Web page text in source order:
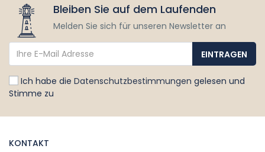
Bleiben Sie auf dem Laufenden
Melden Sie sich für unseren Newsletter an
Ich habe die Datenschutzbestimmungen gelesen und
Stimme zu
KONTAKT